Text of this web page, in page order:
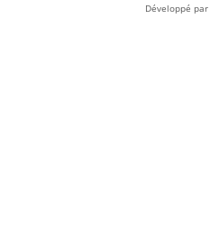
Développé par